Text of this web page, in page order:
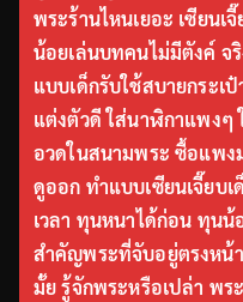
พระร้านไหนเยอะ เซียน
น้อยเล่นบทคนไม่มีตังค์ จ
แบบเด็กรับใช้สบายกระเ
แต่งตัวดี ใส่นาฬิกาแพงๆ
อวดในสนามพระ ซื้อแพง
ดูออก ทำแบบเซียนเจี๊ยบเ
เวลา ทุนหนาได้ก่อน ทุนน้
สำคัญพระที่จับอยู่ตรงหน้
มั้ย รู้จักพระหรือเปล่า พร